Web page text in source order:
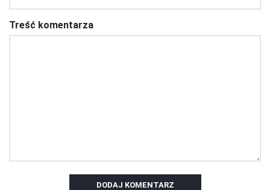
Treść komentarza
DODAJ KOMENTARZ